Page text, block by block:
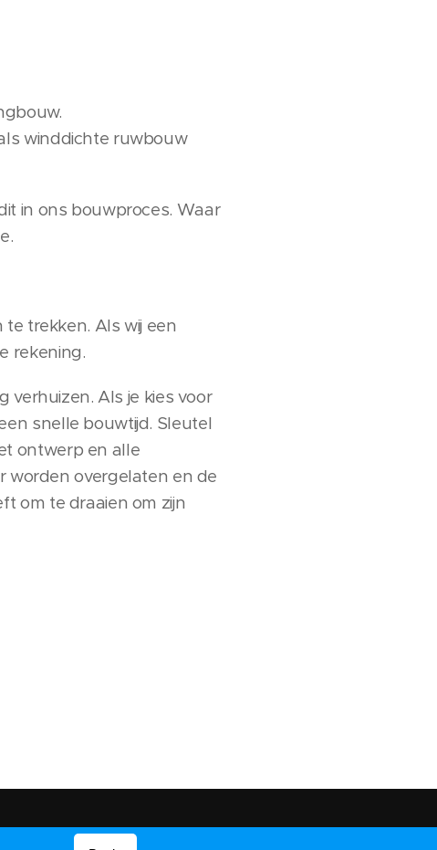
winddichte ruwbouw
in ons bouwproces. Waar
trekken. Als wij een
rekening.
verhuizen. Als je kies voor
snelle bouwtijd. Sleutel
ontwerp en alle
worden overgelaten en de
om te draaien om zijn